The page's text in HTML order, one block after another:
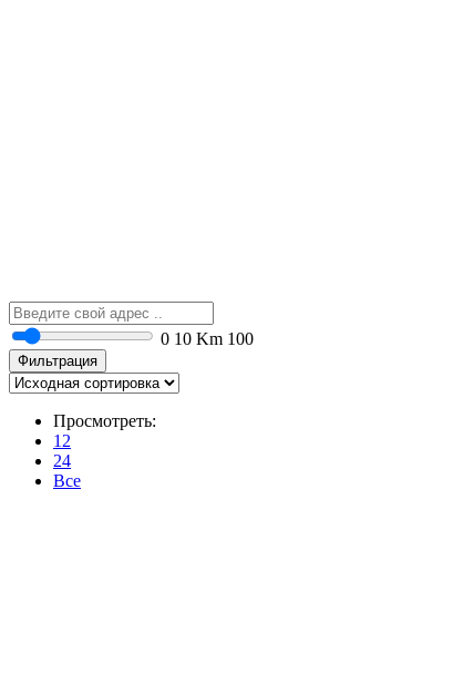
0 10 Km 100
Фильтрация
Просмотреть:
12
24
Все